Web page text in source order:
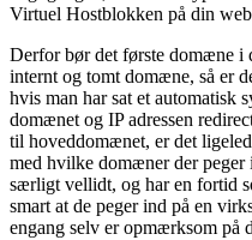
Virtuel Hostblokken på din
Derfor bør det første domæne i
internt og tomt domæne, så er
hvis man har sat et automatisk
domænet og IP adressen
til hoveddomænet, er det
med hvilke domæner der
særligt vellidt, og har en fortid
smart at de peger ind på en
engang selv er opmærksom på